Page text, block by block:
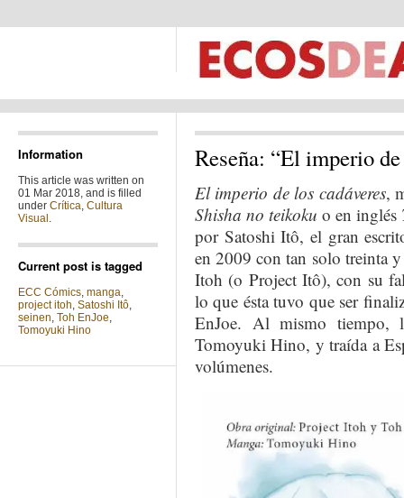
Information
This article was written on
01 Mar 2018, and is filled
under Crítica, Cultura
Visual .
Current post is tagged
ECC Cómics, manga,
project itoh, Satoshi Itô,
seinen, Toh EnJoe,
Tomoyuki Hino
Reseña: “El imperio
El imperio de los cadáveres,
Shisha no teikoku o en inglés
por Satoshi Itô, el gran
en 2009 con tan solo treinta
Itoh (o Project Itô), con su
lo que ésta tuvo que ser
EnJoe. Al mismo tiempo,
Tomoyuki Hino, y traída a
volúmenes.